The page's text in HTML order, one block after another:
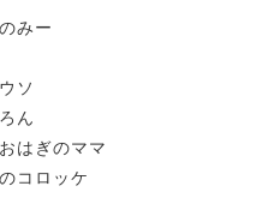
みー
ソ
ん
はぎのママ
コロッケ